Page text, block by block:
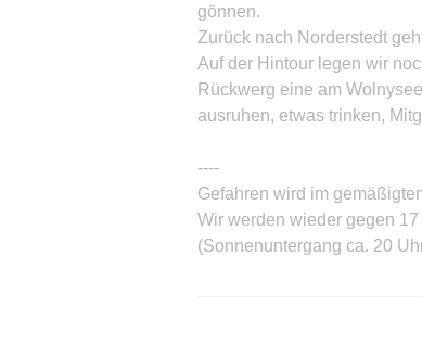
gönnen.
Zurück nach Norderstedt
Auf der Hintour legen wir
Rückwerg eine am
ausruhen, etwas trinken,
----
Gefahren wird im
Wir werden wieder gegen
(Sonnenuntergang ca. 20